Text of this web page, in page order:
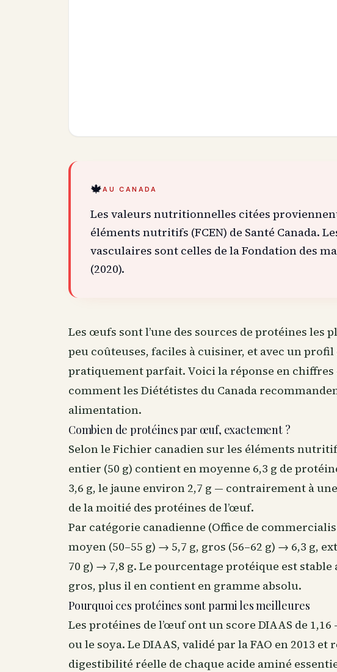
🍁AU CANADA
Les valeurs nutritionnelles citées
éléments nutritifs (FCEN) de Santé Canada.
vasculaires sont celles de la Fondation des
(2020).
Les œufs sont l’une des sources de protéines les
peu coûteuses, faciles à cuisiner, et avec un profil
pratiquement parfait. Voici la réponse en
comment les Diététistes du Canada
alimentation.
Combien de protéines par œuf, exactement ?
Selon le Fichier canadien sur les éléments
entier (50 g) contient en moyenne 6,3 g de
3,6 g, le jaune environ 2,7 g — contrairement à
de la moitié des protéines de l’œuf.
Par catégorie canadienne (Office de
moyen (50–55 g) → 5,7 g, gros (56–62 g) → 6,3 g,
70 g) → 7,8 g. Le pourcentage protéique est
gros, plus il en contient en gramme absolu.
Pourquoi ces protéines sont parmi les meilleures
Les protéines de l’œuf ont un score DIAAS de
ou le soya. Le DIAAS, validé par la FAO en 2013
digestibilité réelle de chaque acide aminé